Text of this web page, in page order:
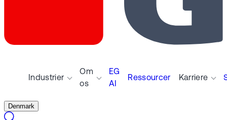
Industrier
Om
os
EG
AI
Ressourcer Karriere
Denmark